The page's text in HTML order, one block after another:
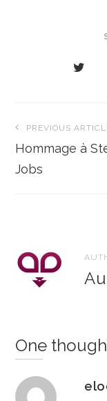
de
l’article
PREVIOUS
Hommage à
Jobs
One